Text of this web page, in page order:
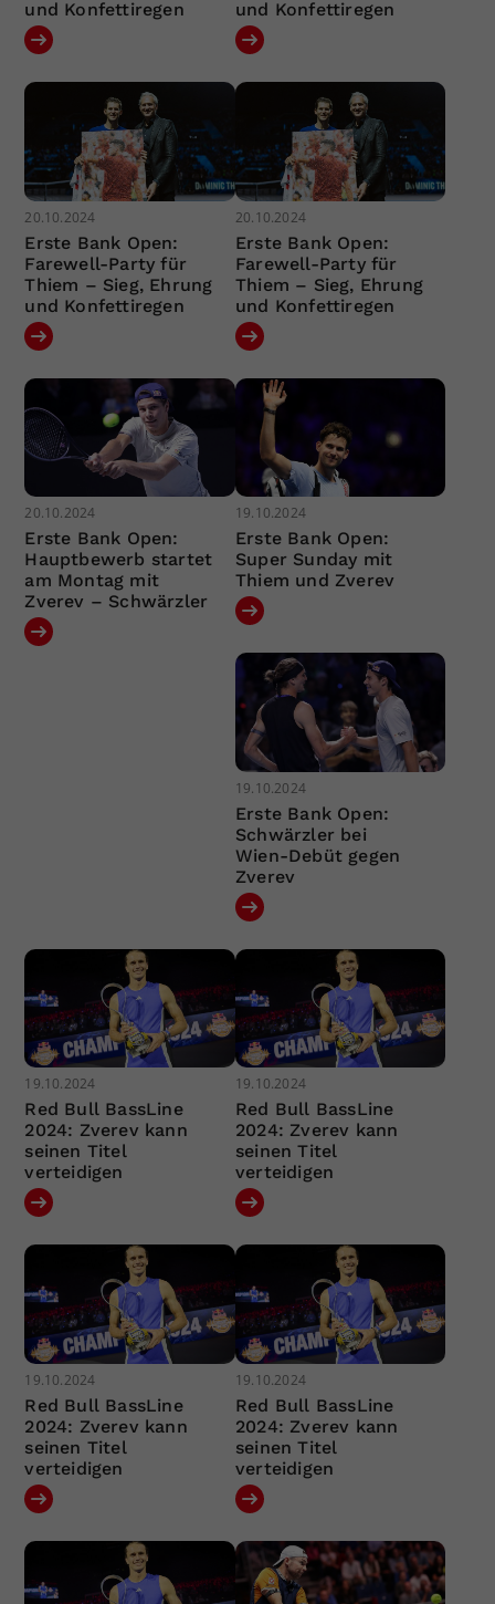
und Konfettiregen und Konfettiregen
20.10.2024
Erste Bank Open:
Farewell-Party für
Thiem – Sieg, Ehrung
und Konfettiregen
20.10.2024
Erste Bank Open:
Farewell-Party für
Thiem – Sieg, Ehrung
und Konfettiregen
20.10.2024
Erste Bank Open:
Hauptbewerb startet
am Montag mit
Zverev – Schwärzler
19.10.2024
Erste Bank Open:
Super Sunday mit
Thiem und Zverev
19.10.2024
Erste Bank Open:
Schwärzler bei
Wien-Debüt gegen
Zverev
19.10.2024
Red Bull BassLine
2024: Zverev kann
seinen Titel
verteidigen
19.10.2024
Red Bull BassLine
2024: Zverev kann
seinen Titel
verteidigen
19.10.2024
Red Bull BassLine
2024: Zverev kann
seinen Titel
verteidigen
19.10.2024
Red Bull BassLine
2024: Zverev kann
seinen Titel
verteidigen